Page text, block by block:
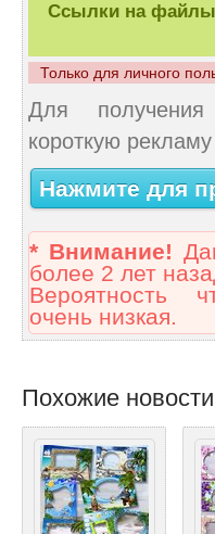
Ссылки на файлы
Только для личного
Для
короткую рекламу
Нажмите для
* Внимание!
более 2 лет
Вероятность
очень низкая.
Похожие новости